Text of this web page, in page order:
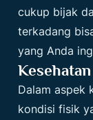
cukup bijak
terkadang
yang Anda
Dalam aspek
kondisi fisik